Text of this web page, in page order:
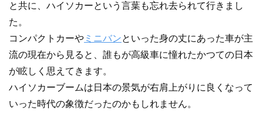
と共に、ハイソカーという言葉も忘れ去られて行きまし
た。
コンパクトカーや ミニバンといった身の丈にあった車が主
流の現在から見ると、誰もが高級車に憧れたかつての日本
が眩しく思えてきます。
ハイソカーブームは日本の景気が右肩上がりに良くなって
いった時代の象徴だったのかもしれません。